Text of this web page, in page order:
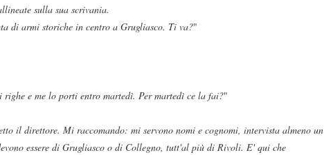
sulla sua scrivania.
di armi storiche in centro a Grugliasco. Ti va?"
righe e me lo porti entro martedì. Per martedì ce la fai?"
il direttore. Mi raccomando: mi servono nomi e cognomi, intervista almeno un
essere di Grugliasco o di Collegno, tutt'al più di Rivoli. E' qui che